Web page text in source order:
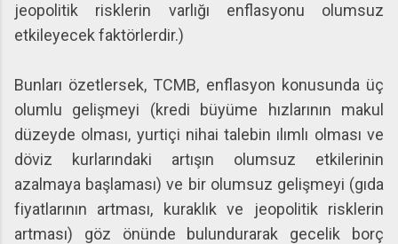
jeopolitik risklerin varlığı enflasyonu olumsuz
etkileyecek faktörlerdir.)
Bunları özetlersek, TCMB, enflasyon konusunda üç
olumlu gelişmeyi (kredi büyüme hızlarının makul
düzeyde olması, yurtiçi nihai talebin ılımlı olması ve
döviz kurlarındaki artışın olumsuz etkilerinin
azalmaya başlaması) ve bir olumsuz gelişmeyi (gıda
fiyatlarının artması, kuraklık ve jeopolitik risklerin
artması) göz önünde bulundurarak gecelik borç